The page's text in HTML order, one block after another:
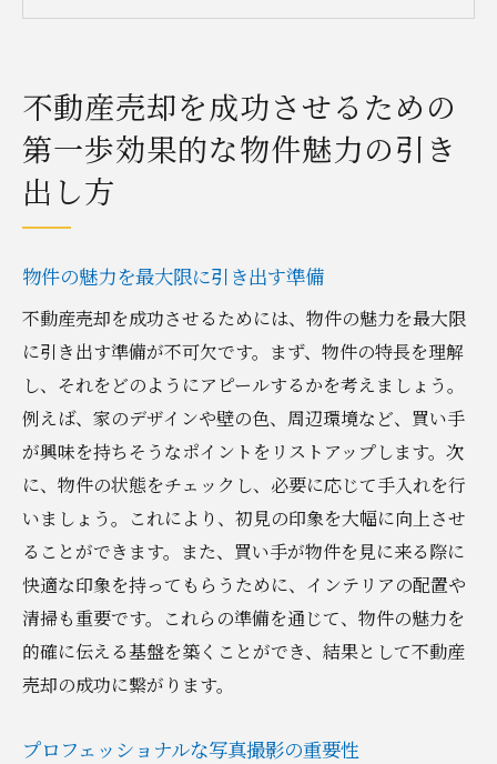
ターゲット層に合わせた物件プレゼンテー
ション
高値で不動産売却を実現するための最新テクニ
ック
価格設定の心理学とその応用
競合物件との差別化戦略
買い手のニーズを捉えた価格交渉術
成功事例から学ぶ価格戦略の実践
インターネットを駆使した不動産売却の新時代
宣伝戦略
効果的なオンラインリスティングの作成
SNSを活用した広報活動のコツ
デジタル広告でターゲット層にリーチ
不動産ポータルサイトの活用法
デジタルマーケティングの最新トレンドを
不動産売却を成功させるための
第一歩効果的な物件魅力の引き
出し方
物件の魅力を最大限に引き出す準備
不動産売却を成功させるためには、物件の魅力を最大限
に引き出す準備が不可欠です。まず、物件の特長を理解
し、それをどのようにアピールするかを考えましょう。
例えば、家のデザインや壁の色、周辺環境など、買い手
が興味を持ちそうなポイントをリストアップします。次
に、物件の状態をチェックし、必要に応じて手入れを行
いましょう。これにより、初見の印象を大幅に向上させ
ることができます。また、買い手が物件を見に来る際に
快適な印象を持ってもらうために、インテリアの配置や
清掃も重要です。これらの準備を通じて、物件の魅力を
的確に伝える基盤を築くことができ、結果として不動産
売却の成功に繋がります。
プロフェッショナルな写真撮影の重要性